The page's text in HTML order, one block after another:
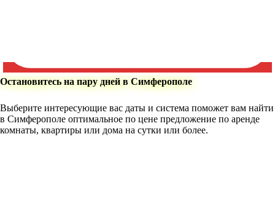
Остановитесь на пару дней в Симферополе
Выберите интересующие вас даты и система поможет вам найти
в Симферополе оптимальное по цене предложение по аренде
комнаты, квартиры или дома на сутки или более.